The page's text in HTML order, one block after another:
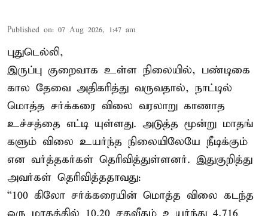
Published on: 07 Aug 2026, 1:47 am
புதுடெல்லி,
இருப்பு குறைவாக உள்ள நிலையில், பண்டிகை
கால தேவை அதிகரித்து வருவதால், நாட்டில்
மொத்த சர்க்கரை விலை வரலாறு காணாத
உச்சத்தை எட்டி யுள்ளது. அடுத்த மூன்று மாதங்
களும் விலை உயர்ந்த நிலையிலேயே நீடிக்கும்
என வர்த்தகர்கள் தெரிவித்துள்ளனர். இதுகுறித்து
அவர்கள் தெரிவித்ததாவது:
“100 கிலோ சர்க்கரையின் மொத்த விலை கடந்த
ஒரு மாதத்தில் 10.20 சதவீதம் உயர்ந்து 4,716